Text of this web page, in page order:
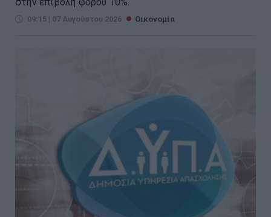
09:15 | 07 Αυγούστου 2026 Οικονομία